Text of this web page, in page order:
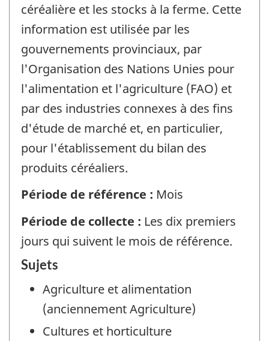
céréalière et les stocks à la ferme. Cette
information est utilisée par les
gouvernements provinciaux, par
l'Organisation des Nations Unies pour
l'alimentation et l'agriculture (FAO) et
par des industries connexes à des fins
d'étude de marché et, en particulier,
pour l'établissement du bilan des
produits céréaliers.
Période de référence : Mois
Période de collecte : Les dix premiers
jours qui suivent le mois de référence.
Sujets
Agriculture et alimentation
(anciennement Agriculture)
Cultures et horticulture